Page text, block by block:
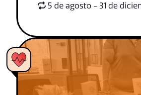
5 de agosto - 31 de